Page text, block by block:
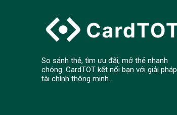
So sánh thẻ, tìm ưu đãi, mở thẻ nhanh
chóng. CardTOT kết nối bạn với giải pháp
tài chính thông minh.